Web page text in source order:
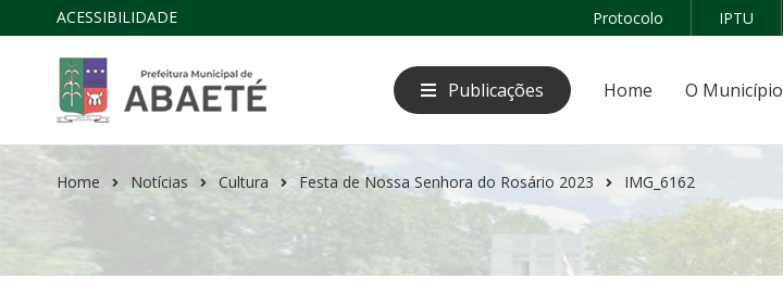
ACESSIBILIDADE Protocolo IPTU
Publicações Home O Município
Home Notícias Cultura Festa de Nossa Senhora do Rosário 2023 IMG_6162